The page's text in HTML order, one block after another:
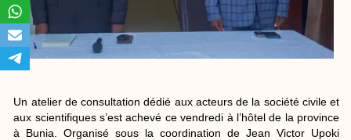
Un atelier de consultation dédié aux acteurs de la société civile et
aux scientifiques s’est achevé ce vendredi à l’hôtel de la province
à Bunia. Organisé sous la coordination de Jean Victor Upoki